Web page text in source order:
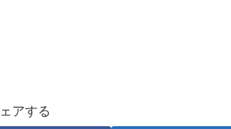
アする